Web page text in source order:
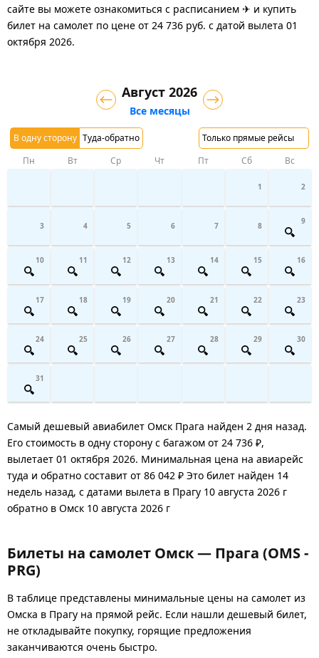
сайте вы можете ознакомиться с расписанием ✈ и купить
билет на самолет по цене от 24 736 руб. с датой вылета 01
октября 2026.
В одну сторону Туда-обратно Только прямые рейсы
Август 2026
Все месяцы
Пн Вт Ср Чт Пт Сб Вс
1 2
3 4 5 6 7 8 9
10 11 12 13 14 15 16
17 18 19 20 21 22 23
24 25 26 27 28 29 30
31
Самый дешевый авиабилет Омск Прага найден 2 дня назад.
Его стоимость в одну сторону с багажом от 24 736 ₽,
вылетает 01 октября 2026. Минимальная цена на авиарейс
туда и обратно составит от 86 042 ₽ Это билет найден 14
недель назад, с датами вылета в Прагу 10 августа 2026 г
обратно в Омск 10 августа 2026 г
Билеты на самолет Омск — Прага (OMS -
PRG)
В таблице представлены минимальные цены на самолет из
Омска в Прагу на прямой рейс. Если нашли дешевый билет,
не откладывайте покупку, горящие предложения
заканчиваются очень быстро.